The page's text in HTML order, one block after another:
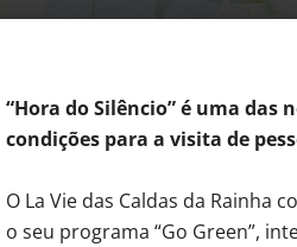
“Hora do Silêncio” é uma das
condições para a visita de
O La Vie das Caldas da Rainha
o seu programa “Go Green”,